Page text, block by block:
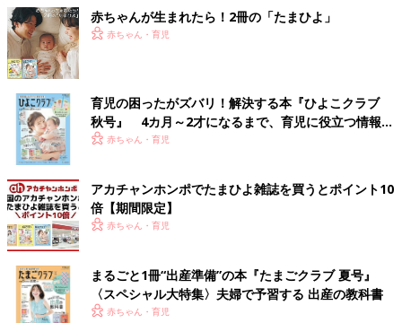
赤ちゃんが生まれたら！2冊の「たまひよ」
赤ちゃん・育児
育児の困ったがズバリ！解決する本『ひよこクラブ
秋号』 4カ月～2才になるまで、育児に役立つ情報が
いっぱい！
赤ちゃん・育児
アカチャンホンポでたまひよ雑誌を買うとポイント10
倍【期間限定】
赤ちゃん・育児
まるごと1冊“出産準備”の本『たまごクラブ 夏号』
〈スペシャル大特集〉夫婦で予習する 出産の教科書
赤ちゃん・育児